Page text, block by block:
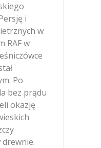
i
w
RAF w
Po
bez prądu
okazję
drewnie.